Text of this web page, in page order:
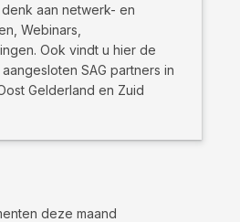
aan netwerk- en
Webinars,
Ook vindt u hier de
SAG partners in
Gelderland en Zuid
deze maand